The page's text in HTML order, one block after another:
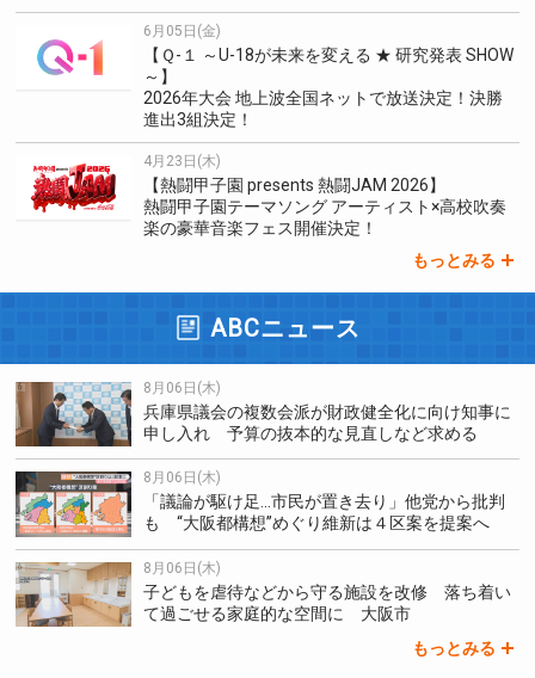
6月05日(金)
【Ｑ-１ ～U-18が未来を変える ★ 研究発表 SHOW
～】
2026年大会 地上波全国ネットで放送決定！決勝
進出3組決定！
4月23日(木)
【熱闘甲子園 presents 熱闘JAM 2026】
熱闘甲子園テーマソング アーティスト×高校吹奏
楽の豪華音楽フェス開催決定！
もっとみる
ABCニュース
8月06日(木)
兵庫県議会の複数会派が財政健全化に向け知事に
申し入れ 予算の抜本的な見直しなど求める
8月06日(木)
「議論が駆け足…市民が置き去り」他党から批判
も “大阪都構想”めぐり維新は４区案を提案へ
8月06日(木)
子どもを虐待などから守る施設を改修 落ち着い
て過ごせる家庭的な空間に 大阪市
もっとみる